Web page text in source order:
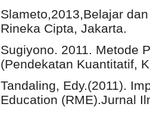
Slameto,2013,Belajar
Rineka Cipta, Jakarta.
Sugiyono. 2011. Metode
(Pendekatan Kuantitatif,
Tandaling, Edy.(2011).
Education (RME).Jurnal